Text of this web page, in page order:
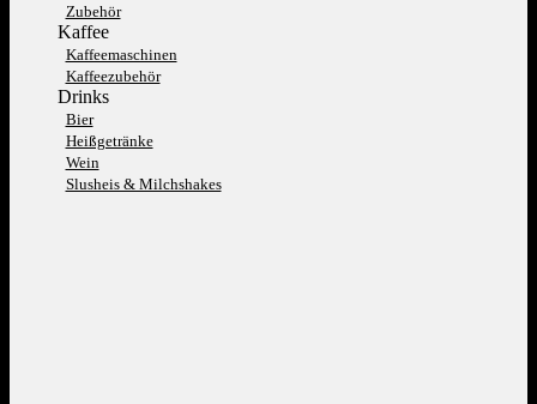
Zubehör
Kaffee
Kaffeemaschinen
Kaffeezubehör
Drinks
Bier
Heißgetränke
Wein
Slusheis & Milchshakes